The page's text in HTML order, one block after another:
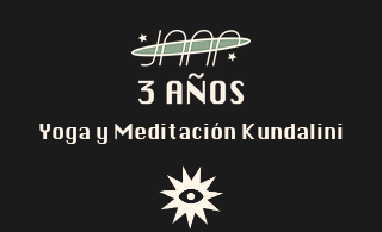
Yoga y Meditación Kundalini